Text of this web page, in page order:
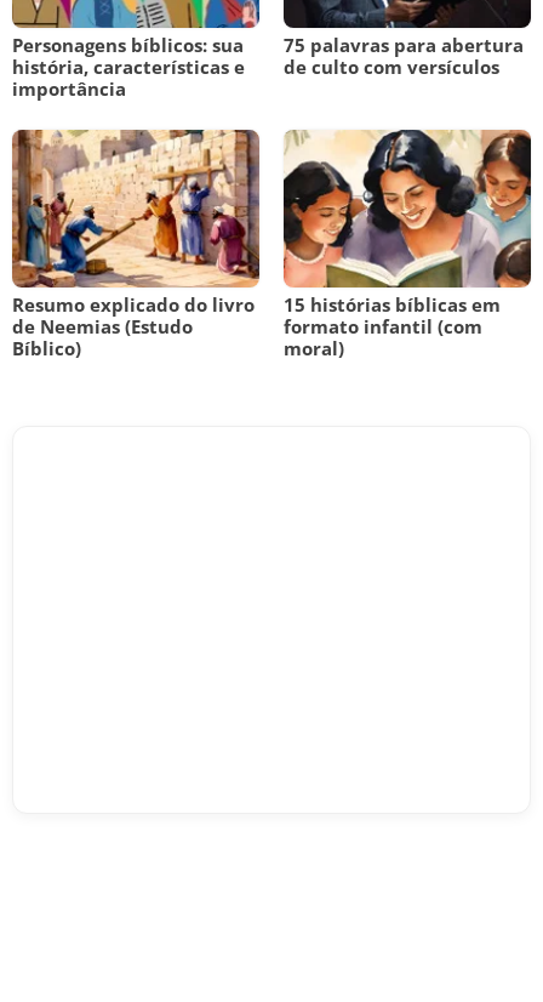
Personagens bíblicos: sua
história, características e
importância
75 palavras para abertura
de culto com versículos
Resumo explicado do livro
de Neemias (Estudo
Bíblico)
15 histórias bíblicas em
formato infantil (com
moral)